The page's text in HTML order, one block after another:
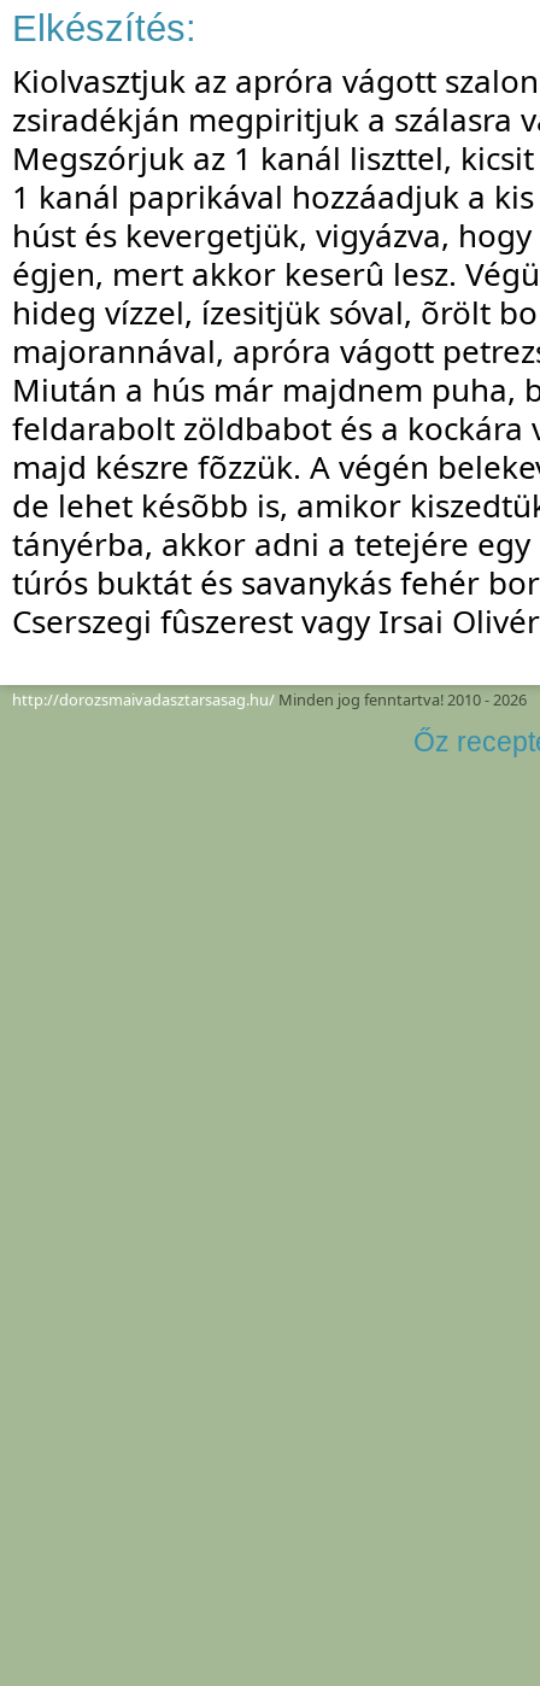
Elkészítés:
Kiolvasztjuk az apróra vágott
zsiradékján megpiritjuk a szálasra
Megszórjuk az 1 kanál liszttel,
1 kanál paprikával hozzáadjuk a
húst és kevergetjük, vigyázva,
égjen, mert akkor keserû lesz.
hideg vízzel, ízesitjük sóval, õrölt
majorannával, apróra vágott
Miután a hús már majdnem puha,
feldarabolt zöldbabot és a
majd készre fõzzük. A végén
de lehet késõbb is, amikor
tányérba, akkor adni a tetejére
túrós buktát és savanykás fehér
Cserszegi fûszerest vagy Irsai
http://dorozsmaivadasztarsasag.hu/ Minden jog fenntartva! 2010 - 2026
Őz